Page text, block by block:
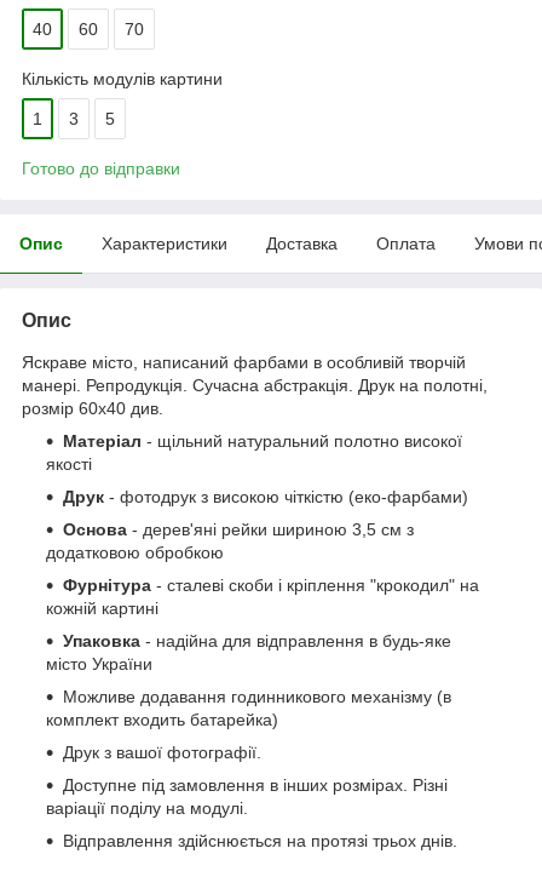
40 60 70
Кількість модулів картини
1 3 5
Готово до відправки
Опис Характеристики Доставка Оплата Умови
Опис
Яскраве місто, написаний фарбами в особливій творчій
манері. Репродукція. Сучасна абстракція. Друк на полотні,
розмір 60x40 див.
Матеріал - щільний натуральний полотно високої
якості
Друк - фотодрук з високою чіткістю (еко-фарбами)
Основа - дерев'яні рейки шириною 3,5 см з
додатковою обробкою
Фурнітура - сталеві скоби і кріплення "крокодил" на
кожній картині
Упаковка - надійна для відправлення в будь-яке
місто України
Можливе додавання годинникового механізму (в
комплект входить батарейка)
Друк з вашої фотографії.
Доступне під замовлення в інших розмірах. Різні
варіації поділу на модулі.
Відправлення здійснюється на протязі трьох днів.